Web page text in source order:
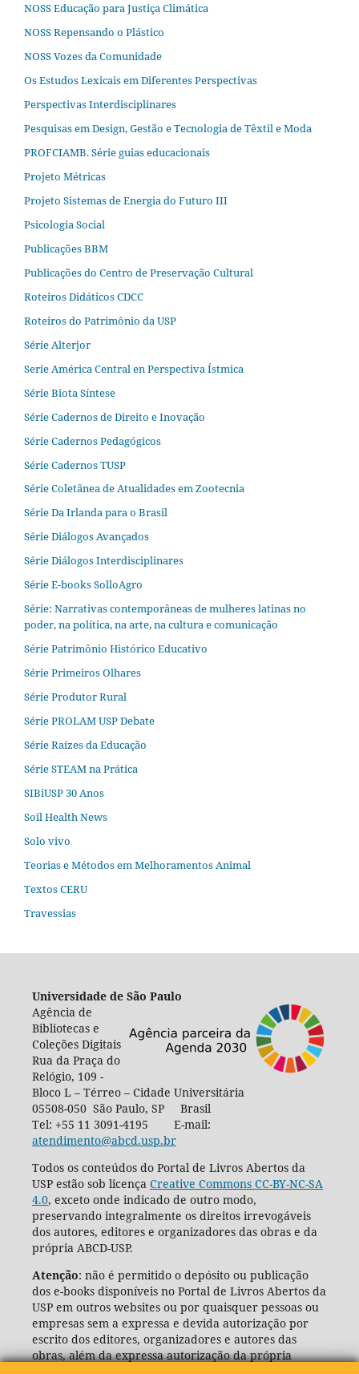
NOSS Educação para Justiça Climática
NOSS Repensando o Plástico
NOSS Vozes da Comunidade
Os Estudos Lexicais em Diferentes Perspectivas
Perspectivas Interdisciplinares
Pesquisas em Design, Gestão e Tecnologia de Têxtil e Moda
PROFCIAMB. Série guias educacionais
Projeto Métricas
Projeto Sistemas de Energia do Futuro III
Psicologia Social
Publicações BBM
Publicações do Centro de Preservação Cultural
Roteiros Didáticos CDCC
Roteiros do Patrimônio da USP
Série Alterjor
Serie América Central en Perspectiva Ístmica
Série Biota Síntese
Série Cadernos de Direito e Inovação
Série Cadernos Pedagógicos
Série Cadernos TUSP
Série Coletânea de Atualidades em Zootecnia
Série Da Irlanda para o Brasil
Série Diálogos Avançados
Série Diálogos Interdisciplinares
Série E-books SolloAgro
Série: Narrativas contemporâneas de mulheres latinas no
poder, na política, na arte, na cultura e comunicação
Série Patrimônio Histórico Educativo
Série Primeiros Olhares
Série Produtor Rural
Série PROLAM USP Debate
Série Raízes da Educação
Série STEAM na Prática
SIBiUSP 30 Anos
Soil Health News
Solo vivo
Teorias e Métodos em Melhoramentos Animal
Textos CERU
Travessias
Universidade de São Paulo
Agência de
Bibliotecas e
Coleções Digitais
Rua da Praça do
Relógio, 109 -
Bloco L – Térreo – Cidade Universitária
05508-050 São Paulo, SP Brasil
Tel: +55 11 3091-4195 E-mail:
atendimento@abcd.usp.br
Todos os conteúdos do Portal de Livros Abertos da
USP estão sob licença Creative Commons CC-BY-NC-SA
4.0, exceto onde indicado de outro modo,
preservando integralmente os direitos irrevogáveis
dos autores, editores e organizadores das obras e da
própria ABCD-USP.
Atenção: não é permitido o depósito ou publicação
dos e-books disponíveis no Portal de Livros Abertos da
USP em outros websites ou por quaisquer pessoas ou
empresas sem a expressa e devida autorização por
escrito dos editores, organizadores e autores das
obras, além da expressa autorização da própria